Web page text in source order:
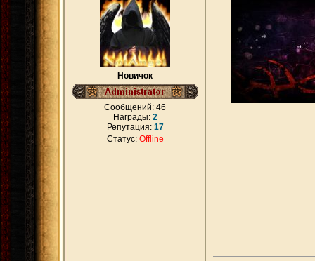
Новичок
Сообщений: 46
Награды: 2
Репутация: 17
Статус: Offline